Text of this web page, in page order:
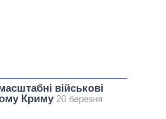
військові
Криму 20 березня